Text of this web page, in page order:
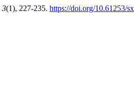
3(1), 227-235. https://doi.org/10.61253/